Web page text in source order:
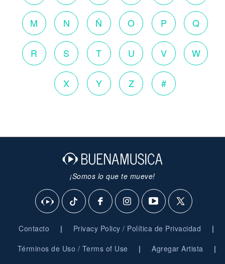
M N Ñ O P Q
R S T U V W
X Y Z #
¡Somos lo que te mueve!
Contacto | Privacy Policy / Política de Privacidad |
Términos de Uso / Terms of Use | Agregar Artista |